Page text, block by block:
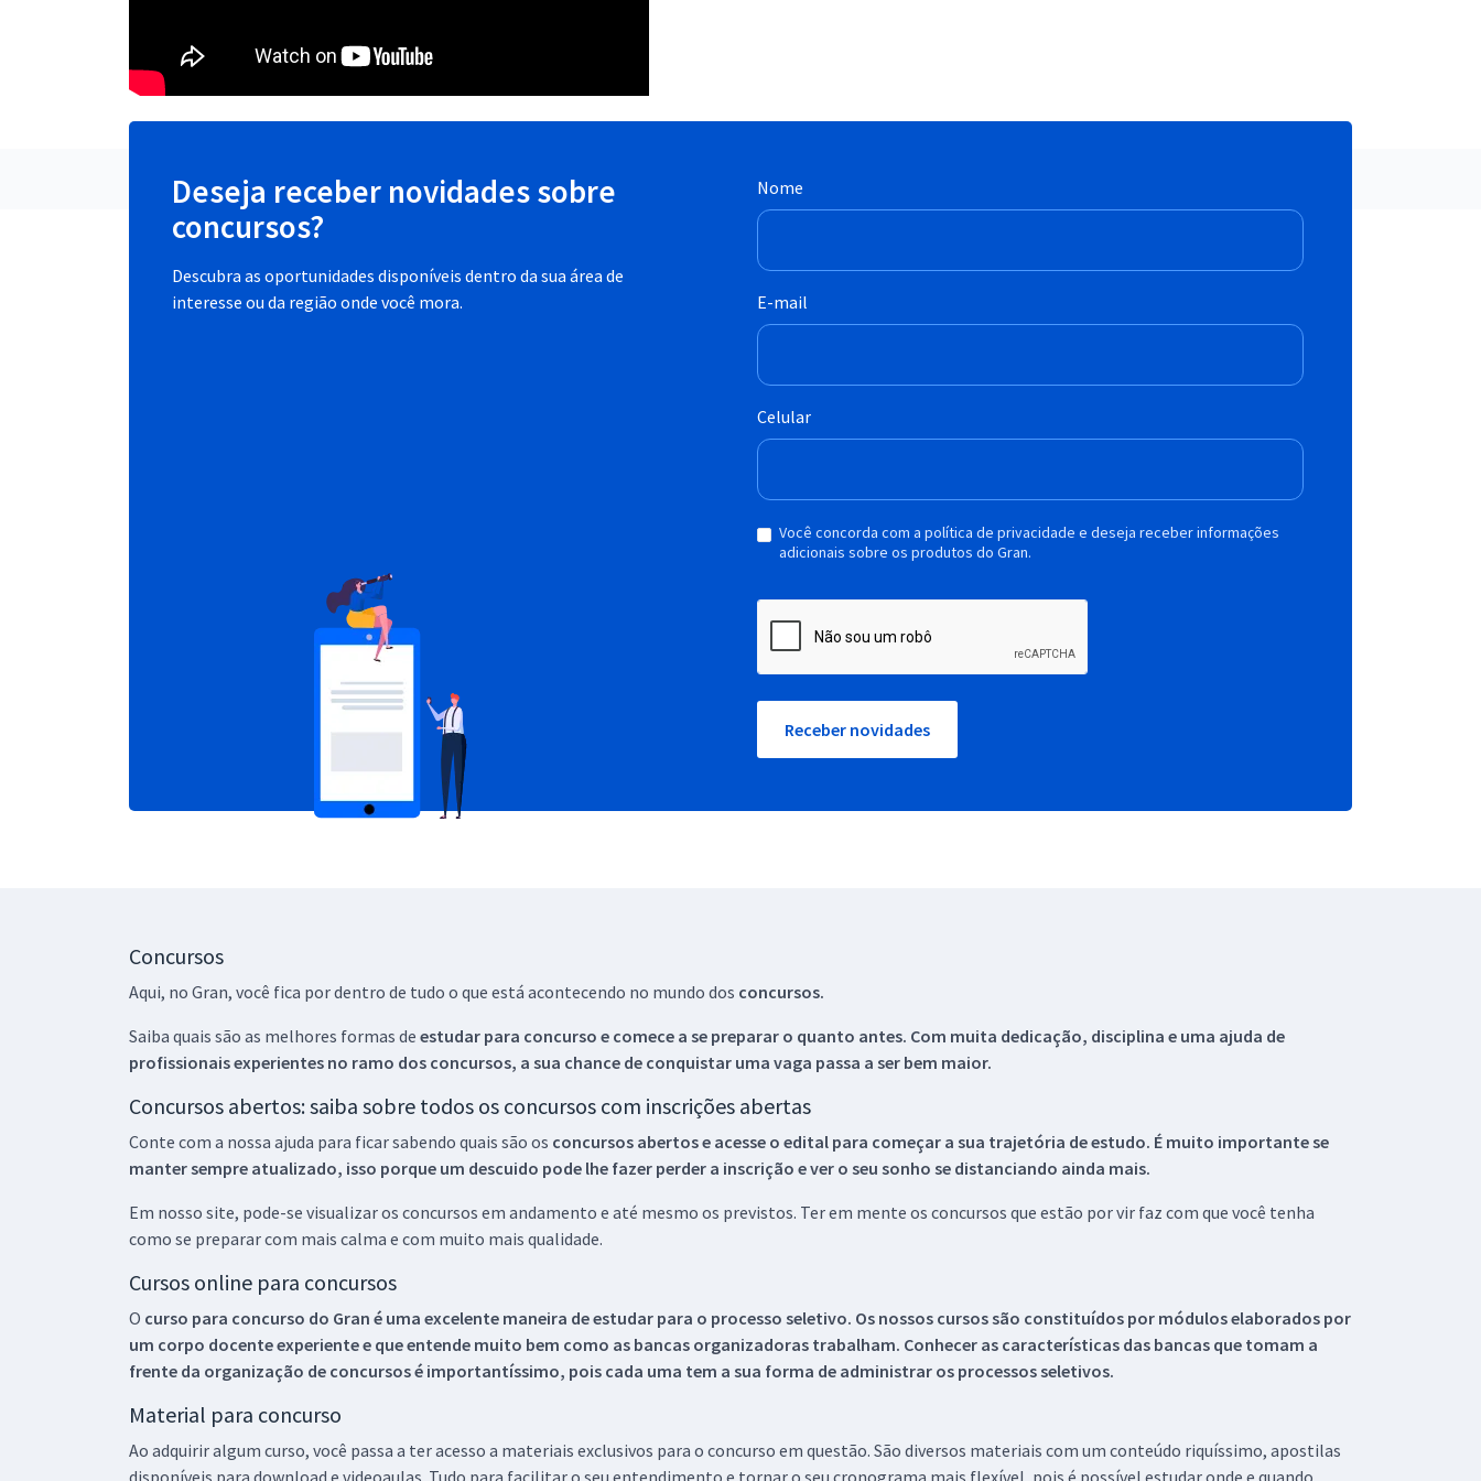
Deseja receber novidades sobre
concursos?
Descubra as oportunidades disponíveis dentro da sua área de
interesse ou da região onde você mora.
Nome
E-mail
Celular
Você concorda com a política de privacidade e deseja receber informações
adicionais sobre os produtos do Gran.
Receber novidades
Concursos
Aqui, no Gran, você fica por dentro de tudo o que está acontecendo no mundo dos concursos.
Saiba quais são as melhores formas de estudar para concurso e comece a se preparar o quanto antes. Com muita dedicação, disciplina e uma ajuda de
profissionais experientes no ramo dos concursos, a sua chance de conquistar uma vaga passa a ser bem maior.
Concursos abertos: saiba sobre todos os concursos com inscrições abertas
Conte com a nossa ajuda para ficar sabendo quais são os concursos abertos e acesse o edital para começar a sua trajetória de estudo. É muito importante se
manter sempre atualizado, isso porque um descuido pode lhe fazer perder a inscrição e ver o seu sonho se distanciando ainda mais.
Em nosso site, pode-se visualizar os concursos em andamento e até mesmo os previstos. Ter em mente os concursos que estão por vir faz com que você tenha
como se preparar com mais calma e com muito mais qualidade.
Cursos online para concursos
O curso para concurso do Gran é uma excelente maneira de estudar para o processo seletivo. Os nossos cursos são constituídos por módulos elaborados por
um corpo docente experiente e que entende muito bem como as bancas organizadoras trabalham. Conhecer as características das bancas que tomam a
frente da organização de concursos é importantíssimo, pois cada uma tem a sua forma de administrar os processos seletivos.
Material para concurso
Ao adquirir algum curso, você passa a ter acesso a materiais exclusivos para o concurso em questão. São diversos materiais com um conteúdo riquíssimo, apostilas